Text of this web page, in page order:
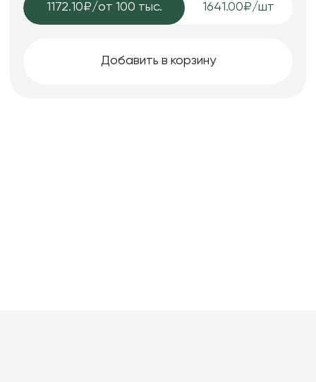
1172.10₽/от 100 тыс. 1641.00₽/шт
Добавить в корзину